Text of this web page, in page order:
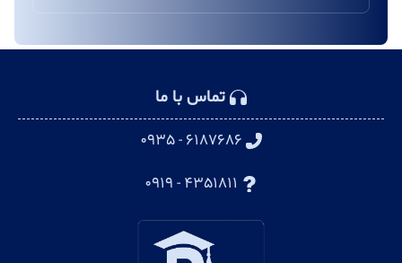
تماس با ما
۶۱۸۷۶۸۶ - ۰۹۳۵